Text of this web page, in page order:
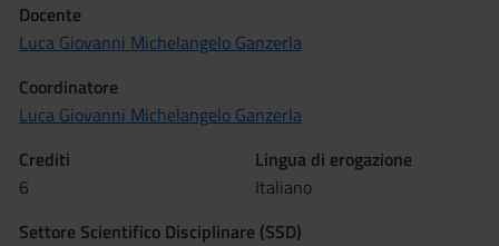
Docente
Luca Giovanni Michelangelo Ganzerla
Coordinatore
Luca Giovanni Michelangelo Ganzerla
Crediti
6
Lingua di erogazione
Italiano
Settore Scientifico Disciplinare (SSD)